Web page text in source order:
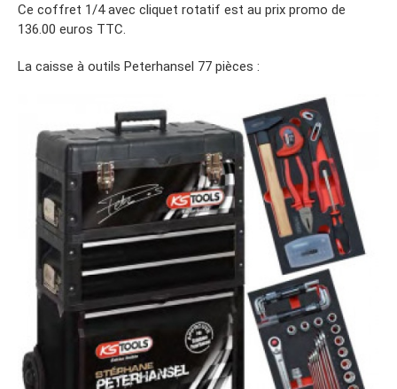
Ce coffret 1/4 avec cliquet rotatif est au prix promo de
136.00 euros TTC.
La caisse à outils Peterhansel 77 pièces :